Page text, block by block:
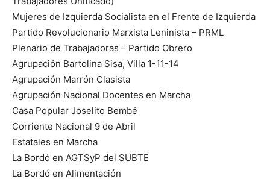
Mujeres de Izquierda Socialista en el Frente de Izquierda
Partido Revolucionario Marxista Leninista – PRML
Plenario de Trabajadoras – Partido Obrero
Agrupación Bartolina Sisa, Villa 1-11-14
Agrupación Marrón Clasista
Agrupación Nacional Docentes en Marcha
Casa Popular Joselito Bembé
Corriente Nacional 9 de Abril
Estatales en Marcha
La Bordó en AGTSyP del SUBTE
La Bordó en Alimentación